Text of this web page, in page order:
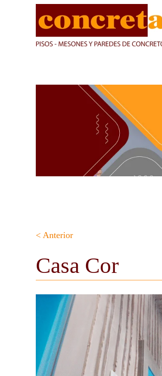
< Anterior
Casa Cor